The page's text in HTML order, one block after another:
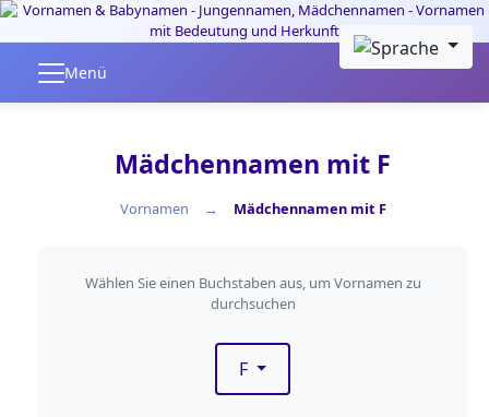
Skip to main content
Menü
Mädchennamen mit F
Vornamen Mädchennamen mit F
Nach Anfangsbuchstaben
Wählen Sie einen Buchstaben aus, um Vornamen zu
durchsuchen
F